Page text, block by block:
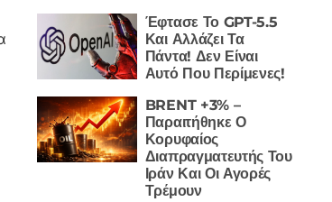
Έφτασε Το GPT-5.5
Και Αλλάζει Τα
Πάντα! Δεν Είναι
Αυτό Που Περίμενες!
BRENT +3% –
Παραιτήθηκε Ο
Κορυφαίος
Διαπραγματευτής Του
Ιράν Και Οι Αγορές
Τρέμουν